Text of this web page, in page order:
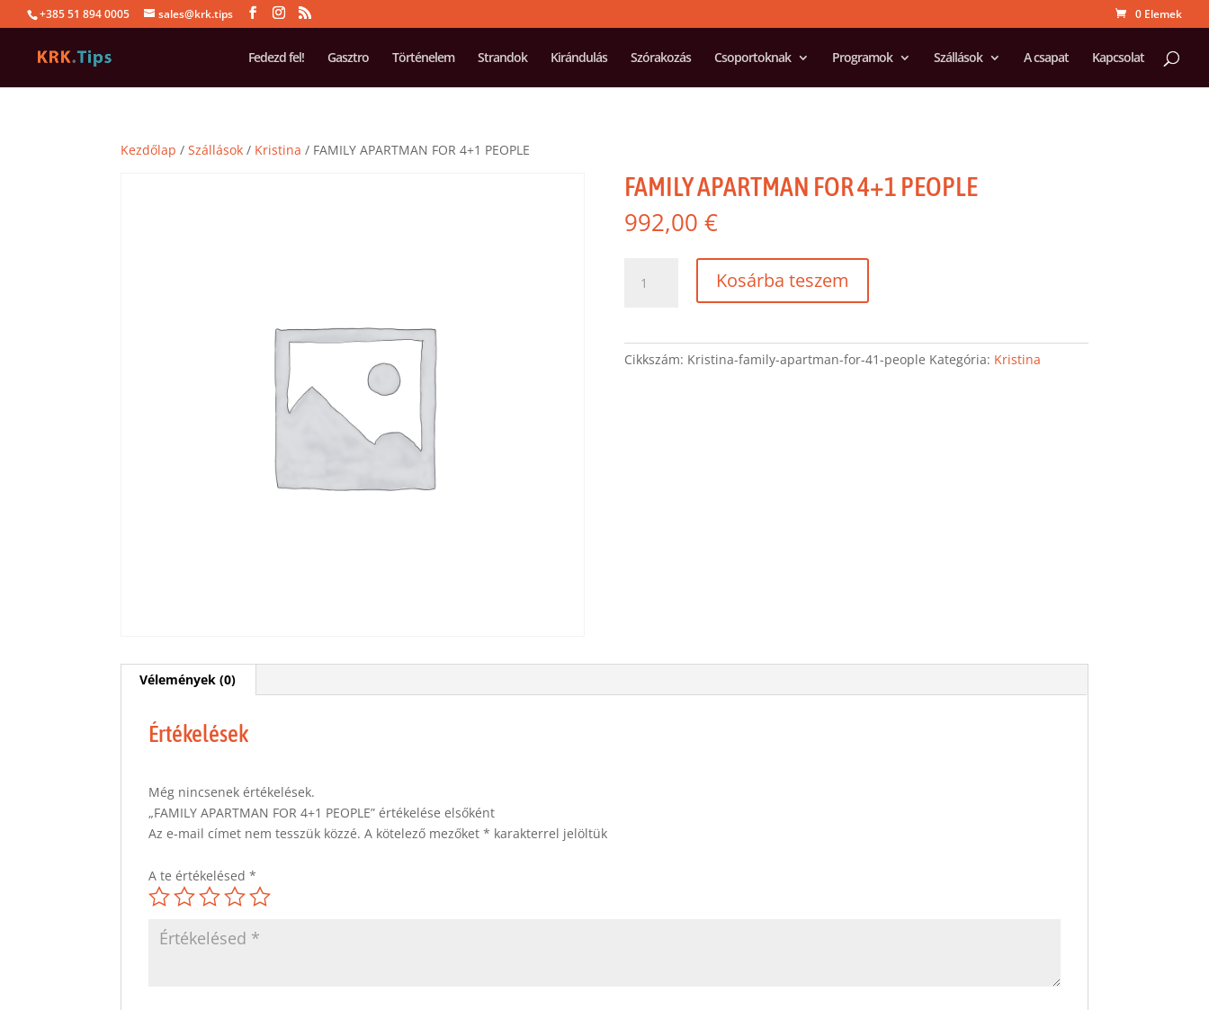
+385 51 894 0005 sales@krk.tips 0 Elemek
Fedezd fel! Gasztro Történelem Strandok Kirándulás Szórakozás Csoportoknak Programok Szállások A csapat Kapcsolat
Kezdőlap /Szállások / Kristina / FAMILY APARTMAN FOR 4+1 PEOPLE
FAMILY APARTMAN FOR 4+1 PEOPLE
992,00 €
APARTMAN
PEOPLE
Kosárba teszem
Cikkszám: Kristina-family-apartman-for-41-people Kategória: Kristina
Vélemények (0)
Értékelések
Még nincsenek értékelések.
„FAMILY APARTMAN FOR 4+1 PEOPLE” értékelése elsőként
Az e-mail címet nem tesszük közzé. A kötelező mezőket* karakterrel jelöltük
A te értékelésed*